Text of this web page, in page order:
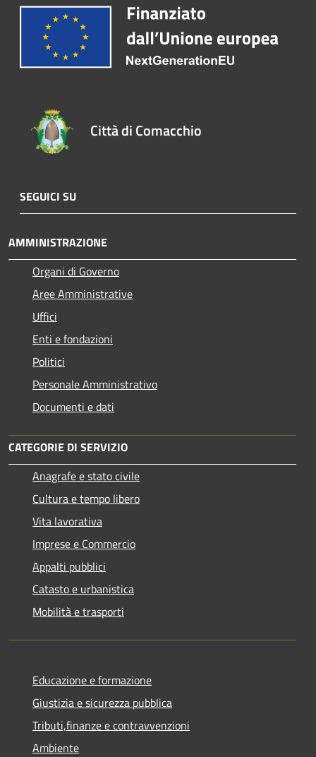
Città di Comacchio
SEGUICI SU
AMMINISTRAZIONE
Organi di Governo
Aree Amministrative
Uffici
Enti e fondazioni
Politici
Personale Amministrativo
Documenti e dati
CATEGORIE DI SERVIZIO
Anagrafe e stato civile
Cultura e tempo libero
Vita lavorativa
Imprese e Commercio
Appalti pubblici
Catasto e urbanistica
Mobilità e trasporti
Educazione e formazione
Giustizia e sicurezza pubblica
Tributi,finanze e contravvenzioni
Ambiente